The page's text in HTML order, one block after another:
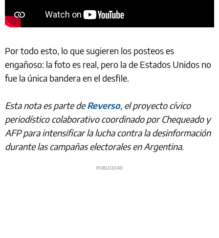
Por todo esto, lo que sugieren los posteos es
engañoso: la foto es real, pero la de Estados Unidos no
fue la única bandera en el desfile.
Esta nota es parte deReverso, el proyecto cívico
periodístico colaborativo coordinado por Chequeado y
AFP para intensificar la lucha contra la desinformación
durante las campañas electorales en Argentina.